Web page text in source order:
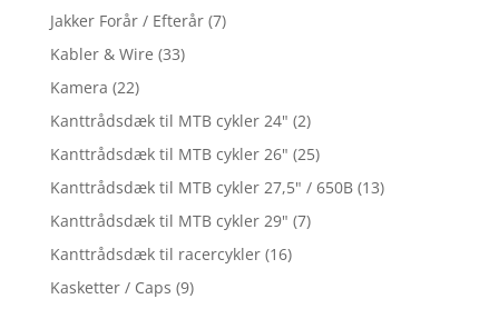
Jakker Forår / Efterår (7)
Kabler & Wire (33)
Kamera (22)
Kanttrådsdæk til MTB cykler 24" (2)
Kanttrådsdæk til MTB cykler 26" (25)
Kanttrådsdæk til MTB cykler 27,5" / 650B (13)
Kanttrådsdæk til MTB cykler 29" (7)
Kanttrådsdæk til racercykler (16)
Kasketter / Caps (9)